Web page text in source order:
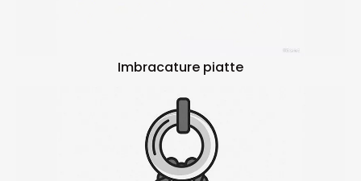
Imbracature piatte